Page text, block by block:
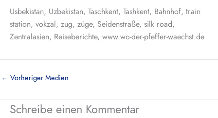
Usbekistan, Uzbekistan, Taschkent, Tashkent, Bahnhof, train
station, vokzal, zug, züge, Seidenstraße, silk road,
Zentralasien, Reiseberichte, www.wo-der-pfeffer-waechst.de
← Vorheriger Medien
Schreibe einen Kommentar